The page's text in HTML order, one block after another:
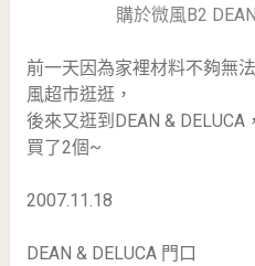
購於微風B2
前一天因為家裡材料不夠無
風超市逛逛，
後來又逛到DEAN &
買了2個~
2007.11.18
DEAN & DELUCA 門口